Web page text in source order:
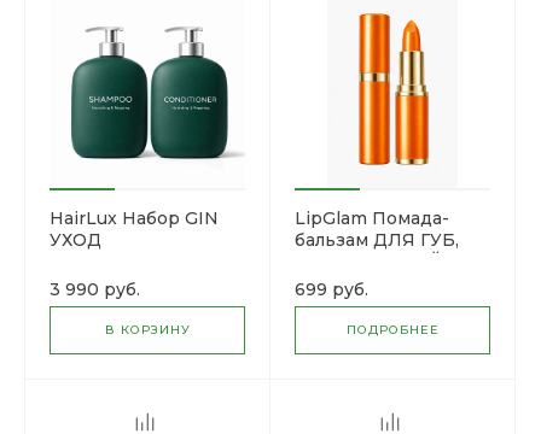
HairLux Набор GIN
УХОД
3 990 руб.
В КОРЗИНУ
LipGlam Помада-
бальзам ДЛЯ ГУБ,
цвет
699 руб.
ПОДРОБНЕЕ